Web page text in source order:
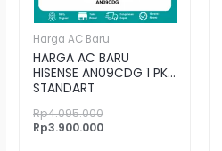
Harga AC Baru
HARGA AC BARU
HISENSE AN09CDG 1 PK
STANDART
Rp4.095.000
Rp3.900.000